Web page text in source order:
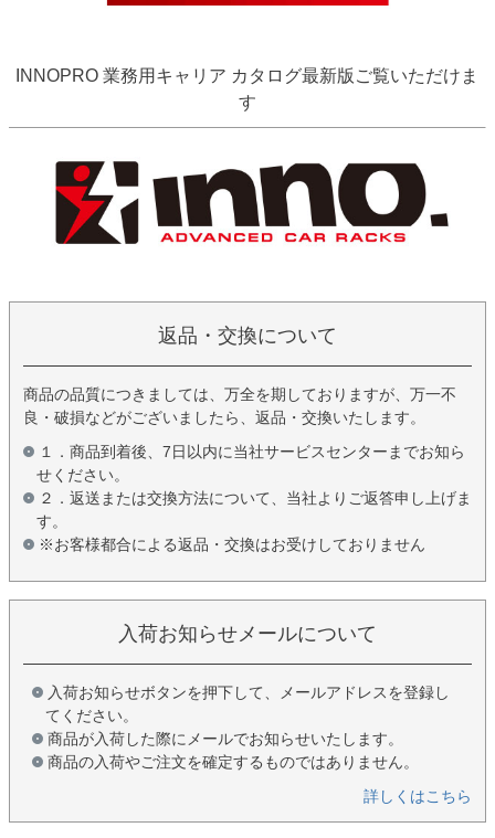
INNOPRO 業務用キャリア カタログ最新版ご覧いただけま
す
返品・交換について
商品の品質につきましては、万全を期しておりますが、万一不
良・破損などがございましたら、返品・交換いたします。
１．商品到着後、7日以内に当社サービスセンターまでお知ら
せください。
２．返送または交換方法について、当社よりご返答申し上げま
す。
※お客様都合による返品・交換はお受けしておりません
入荷お知らせメールについて
入荷お知らせボタンを押下して、メールアドレスを登録し
てください。
商品が入荷した際にメールでお知らせいたします。
商品の入荷やご注文を確定するものではありません。
詳しくはこちら